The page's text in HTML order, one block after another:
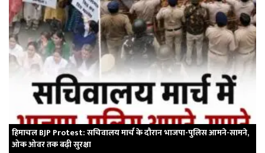
हिमाचल BJP Protest: सचिवालय मार्च के दौरान भाजपा-पुलिस आमने-सामने,
ओक ओवर तक बढ़ी सुरक्षा